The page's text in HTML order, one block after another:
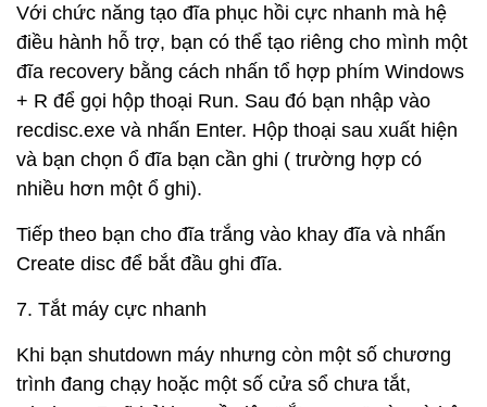
Với chức năng tạo đĩa phục hồi cực nhanh mà hệ
điều hành hỗ trợ, bạn có thể tạo riêng cho mình một
đĩa recovery bằng cách nhấn tổ hợp phím Windows
+ R để gọi hộp thoại Run. Sau đó bạn nhập vào
recdisc.exe và nhấn Enter. Hộp thoại sau xuất hiện
và bạn chọn ổ đĩa bạn cần ghi ( trường hợp có
nhiều hơn một ổ ghi).
Tiếp theo bạn cho đĩa trắng vào khay đĩa và nhấn
Create disc để bắt đầu ghi đĩa.
7. Tắt máy cực nhanh
Khi bạn shutdown máy nhưng còn một số chương
trình đang chạy hoặc một số cửa sổ chưa tắt,